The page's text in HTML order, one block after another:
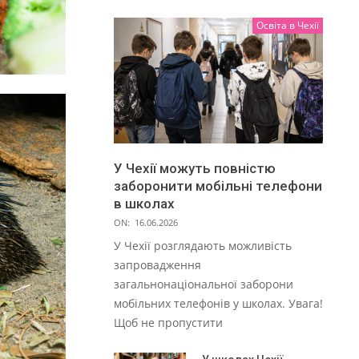
Освіта в Чехії
У Чехії можуть повністю
заборонити мобільні телефони
в школах
ON: 16.06.2026
У Чехії розглядають можливість
запровадження
загальнонаціональної заборони
мобільних телефонів у школах. Увага!
Щоб не пропустити